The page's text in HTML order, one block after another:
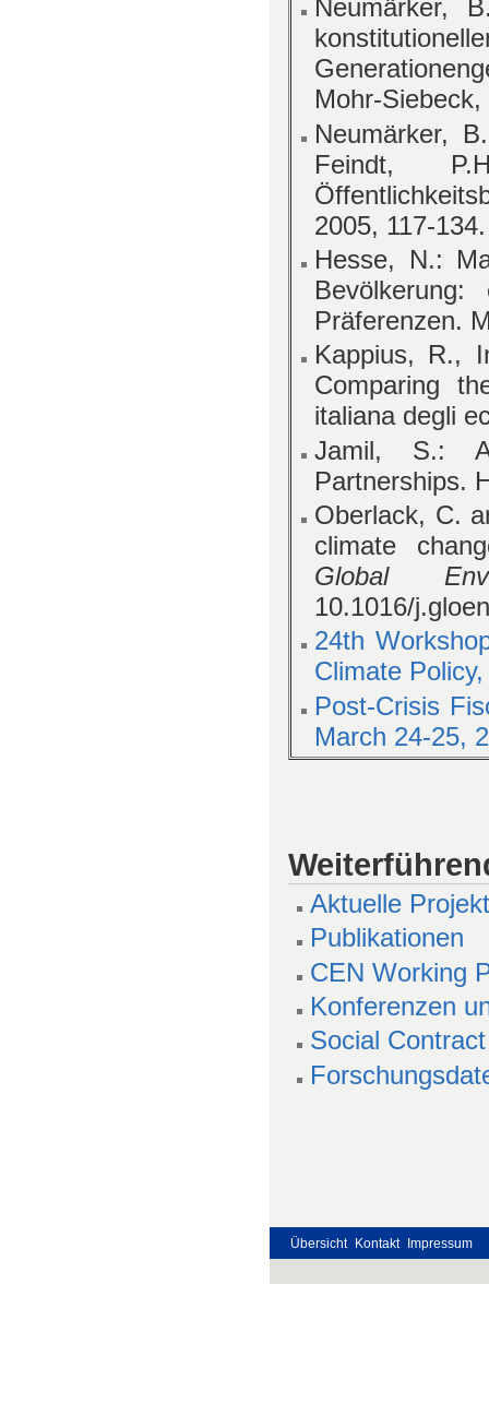
Neumärker,
Mohr-
Neumärker,
Feindt,
2005, 117-134.
Hesse, N.:
Präferenzen.
Kappius, R.,
Comparing
italiana degli
Jamil, S.: A
Partnerships.
Oberlack, C.
climate
Global
10.1016/
24th
Climate
Post-Crisis
March 24-25,
Aktuelle
Publikationen
CEN Working
Konferenzen
Social
Übersicht Kontakt Impressum